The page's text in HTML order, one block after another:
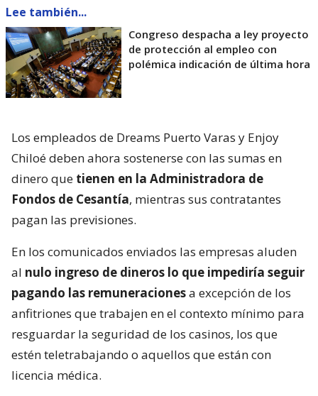
Lee también...
Congreso despacha a ley proyecto
de protección al empleo con
polémica indicación de última hora
Los empleados de Dreams Puerto Varas y Enjoy
Chiloé deben ahora sostenerse con las sumas en
dinero que tienen en la Administradora de
Fondos de Cesantía, mientras sus contratantes
pagan las previsiones.
En los comunicados enviados las empresas aluden
al nulo ingreso de dineros lo que impediría seguir
pagando las remuneracionesa excepción de los
anfitriones que trabajen en el contexto mínimo para
resguardar la seguridad de los casinos, los que
estén teletrabajando o aquellos que están con
licencia médica.